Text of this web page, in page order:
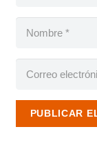
PUBLICAR